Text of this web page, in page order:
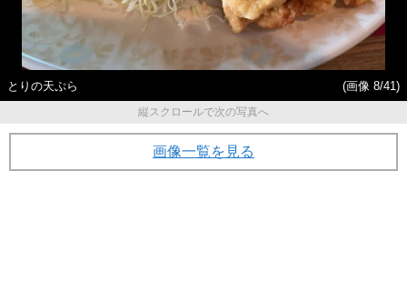
とりの天ぷら
(画像 8/41)
縦スクロールで次の写真へ
画像一覧を見る